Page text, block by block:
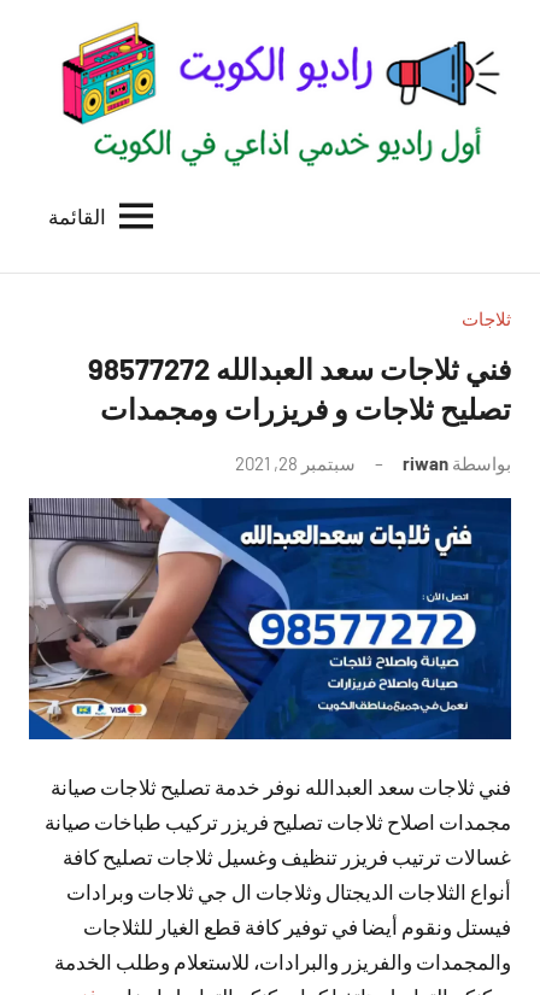
المحتوى
الكويت
للاعلانات
بالكويت
القائمة
ثلاجات
فني ثلاجات سعد العبدالله 98577272
تصليح ثلاجات و فريزرات ومجمدات
بواسطة riwan سبتمبر 28, 2021
توجد
تعليقات
فني ثلاجات سعد العبدالله نوفر خدمة تصليح ثلاجات صيانة
مجمدات اصلاح ثلاجات تصليح فريزر تركيب طباخات صيانة
غسالات ترتيب فريزر تنظيف وغسيل ثلاجات تصليح كافة
أنواع الثلاجات الديجتال وثلاجات ال جي ثلاجات وبرادات
فيستل ونقوم أيضا في توفير كافة قطع الغيار للثلاجات
والمجمدات والفريزر والبرادات، للاستعلام وطلب الخدمة